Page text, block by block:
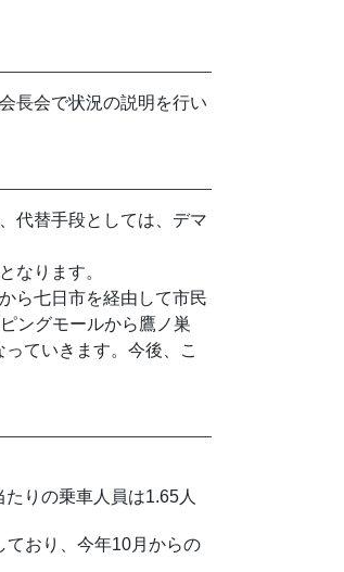
長会で状況の説明を行い
代替手段としては、デマ
なります。
ら七日市を経由して市民
ングモールから鷹ノ巣
ていきます。今後、こ
りの乗車人員は1.65人
ており、今年10月からの